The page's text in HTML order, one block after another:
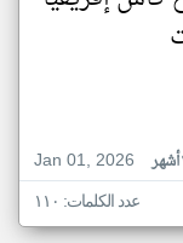
Jan 01, 2026
عدد الكلمات: ١١٠